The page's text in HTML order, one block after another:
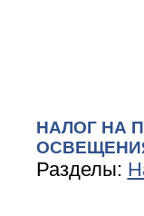
НАЛОГ НА
Разделы: